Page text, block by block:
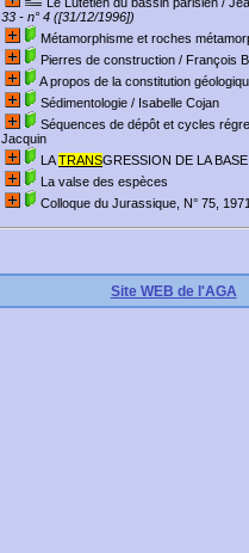
33 - n° 4 ([31/12/1996])
Métamorphisme et roches
Pierres de construction / François
A propos de la constitution
Sédimentologie / Isabelle Cojan
Séquences de dépôt et cycles
Jacquin
LATRANSGRESSION DE LA
La valse des espèces
Colloque du Jurassique, N° 75,
Site WEB de l'AGA